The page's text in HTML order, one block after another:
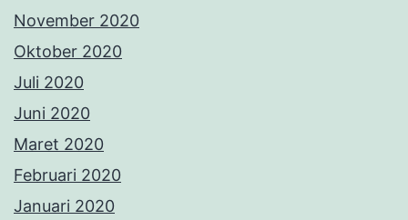
November 2020
Oktober 2020
Juli 2020
Juni 2020
Maret 2020
Februari 2020
Januari 2020